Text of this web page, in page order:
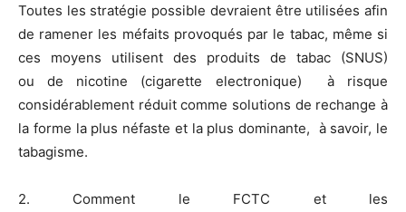
Toutes les stratégie possible devraient être utilisées afin
de ramener les méfaits provoqués par le tabac, même si
ces moyens utilisent des produits de tabac (SNUS)
ou de nicotine (cigarette electronique) à risque
considérablement réduit comme solutions de rechange à
la forme la plus néfaste et la plus dominante, à savoir, le
tabagisme.
2. Comment le FCTC et les